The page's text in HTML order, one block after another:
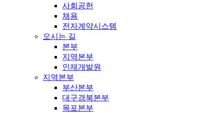
사회공헌
채용
전자계약시스템
오시는 길
본부
지역본부
인재개발원
지역본부
부산본부
대구경북본부
목포본부